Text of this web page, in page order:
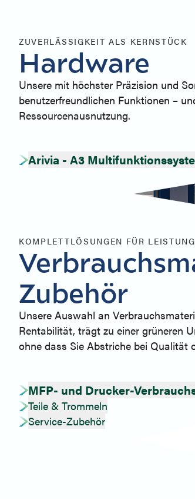
ZUVERLÄSSIGKEIT ALS KERNSTÜCK
Hardware
Unsere mit höchster Präzision und
benutzerfreundlichen Funktionen –
Ressourcenausnutzung.
Arivia - A3
KOMPLETTLÖSUNGEN FÜR
Zubehör
Unsere Auswahl an
Rentabilität, trägt zu einer grüneren
ohne dass Sie Abstriche bei Qualität
MFP- und Drucker-
Teile & Trommeln
Service-Zubehör